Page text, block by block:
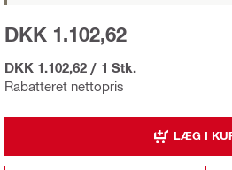
Rabatteret nettopris
DKK 1.102,62
DKK 1.102,62 / 1 Stk.
LÆG I